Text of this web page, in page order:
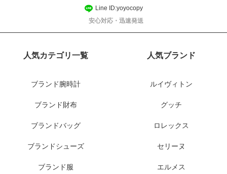
Line ID:yoyocopy
安心対応・迅速発送
人気カテゴリ一覧
ブランド腕時計
ブランド財布
ブランドバッグ
ブランドシューズ
ブランド服
人気ブランド
ルイヴィトン
グッチ
ロレックス
セリーヌ
エルメス